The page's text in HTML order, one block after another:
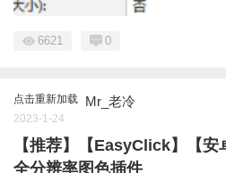
6621 0
点击重新加载 Mr_老冷
2023-1-24
【推荐】【EasyClick】【
全分辨率图色插件